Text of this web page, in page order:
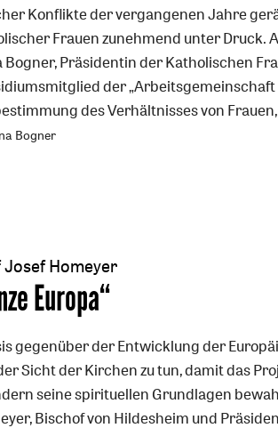
Konflikte der vergangenen Jahre
Frauen zunehmend unter Druck.
Präsidentin der Katholischen
der
des Verhältnisses von
Bogner
Homeyer
Europa“
gegenüber der Entwicklung der
Sicht der Kirchen zu tun, damit das
seine spirituellen Grundlagen
Bischof von Hildesheim und